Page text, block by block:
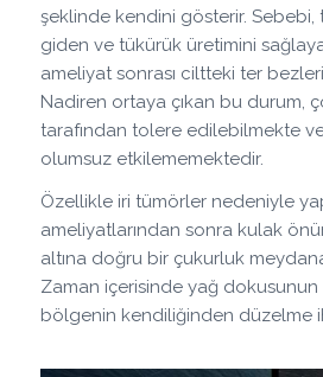
şeklinde kendini gösterir. Sebebi,
giden ve tükürük üretimini
ameliyat sonrası ciltteki ter
Nadiren ortaya çıkan bu durum,
tarafından tolere edilebilmekte
olumsuz etkilememektedir.
Özellikle iri tümörler nedeniyle
ameliyatlarından sonra kulak
altına doğru bir çukurluk
Zaman içerisinde yağ dokusunun
bölgenin kendiliğinden düzelme